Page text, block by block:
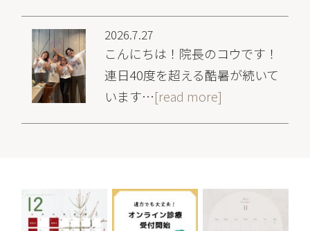
2026.7.27
こんにちは！院長のコウです！
連日40度を超える酷暑が続いて
います…[read more]